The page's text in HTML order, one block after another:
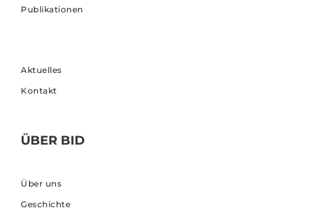
Publikationen
Aktuelles
Kontakt
ÜBER BID
Über uns
Geschichte